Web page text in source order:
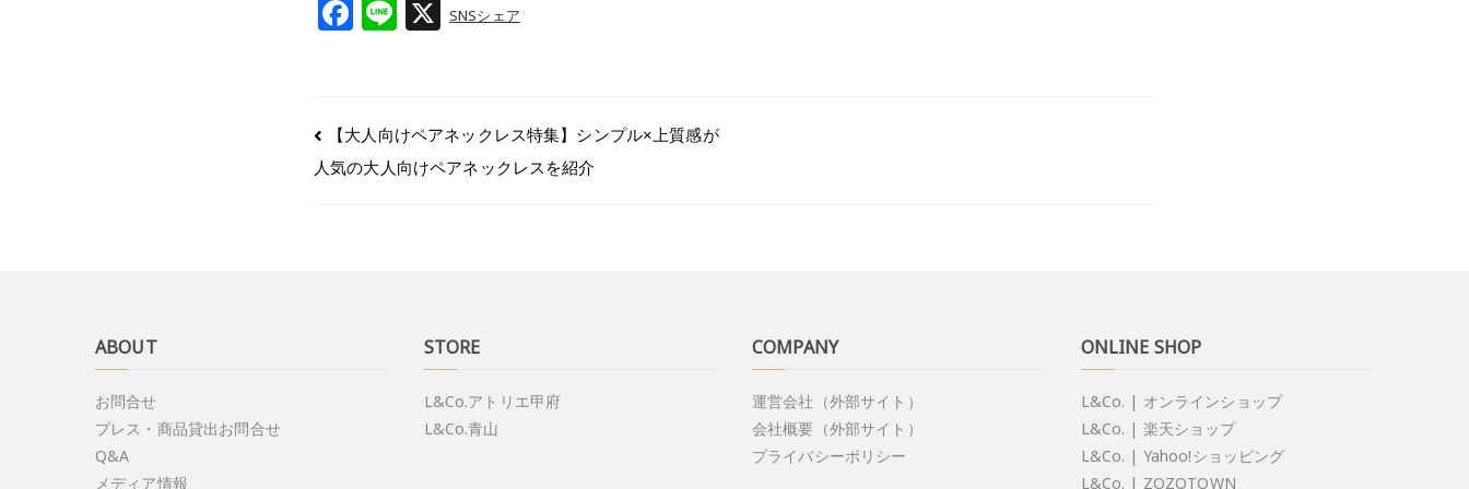
F
e
b
o
Li X
SNSシェア
【大人向けペアネックレス特集】シンプル×上質感が
人気の大人向けペアネックレスを紹介
ABOUT
お問合せ
プレス・商品貸出お問合せ
Q&A
メディア情報
STORE
L&Co.アトリエ甲府
L&Co.青山
COMPANY
運営会社（外部サイト）
会社概要（外部サイト）
プライバシーポリシー
ONLINE SHOP
L&Co. | オンラインショップ
L&Co. | 楽天ショップ
L&Co. | Yahoo!ショッピング
L&Co. | ZOZOTOWN